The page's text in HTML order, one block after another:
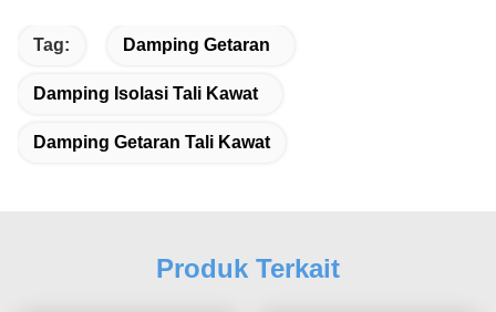
Tag: Damping Getaran
Damping Isolasi Tali Kawat
Damping Getaran Tali Kawat
Produk Terkait